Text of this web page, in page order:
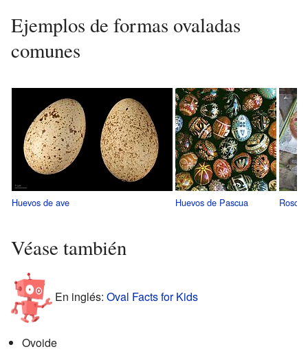
Ejemplos de formas ovaladas
comunes
Huevos de ave Huevos de Pascua
Véase también
En inglés: Oval Facts for Kids
Ovoide